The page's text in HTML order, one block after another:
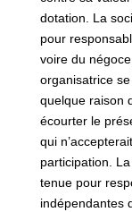
dotation. La
pour
voire du
organisatrice
quelque raison
écourter le
qui
participation.
tenue pour
indépendantes